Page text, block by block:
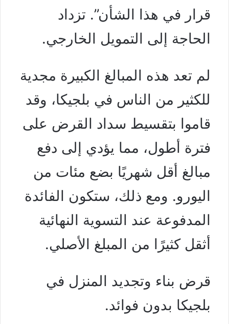
قرار في هذا الشأن”. تزداد
الحاجة إلى التمويل الخارجي.
لم تعد هذه المبالغ الكبيرة مجدية
للكثير من الناس في بلجيكا، وقد
قاموا بتقسيط سداد القرض على
فترة أطول، مما يؤدي إلى دفع
مبالغ أقل شهريًا بضع مئات من
اليورو. ومع ذلك، ستكون الفائدة
المدفوعة عند التسوية النهائية
أثقل كثيرًا من المبلغ الأصلي.
قرض بناء وتجديد المنزل في
بلجيكا بدون فوائد.